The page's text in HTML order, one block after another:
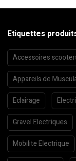
Etiquettes
Accessoires
Appareils de
Eclairage
Gravel Electriques
Mobilite Electrique